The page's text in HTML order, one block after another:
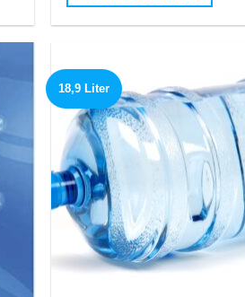
18,9 Liter